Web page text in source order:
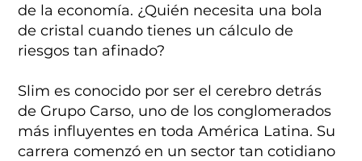
de la economía. ¿Quién necesita una bola
de cristal cuando tienes un cálculo de
riesgos tan afinado?
Slim es conocido por ser el cerebro detrás
de Grupo Carso, uno de los conglomerados
más influyentes en toda América Latina. Su
carrera comenzó en un sector tan cotidiano